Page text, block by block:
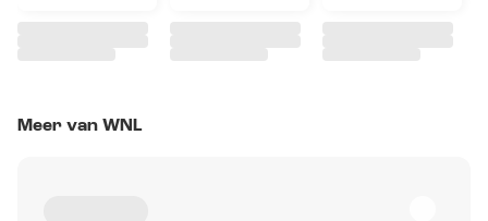
Meer van WNL